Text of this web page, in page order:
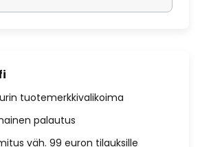
tuotemerkkivalikoima
palautus
väh. 99 euron tilauksille